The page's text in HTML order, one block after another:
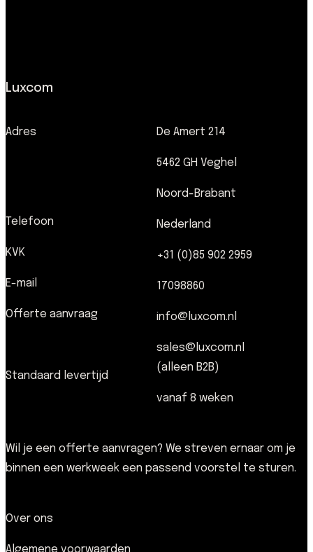
Luxcom
Adres
Telefoon
KVK
E-mail
Offerte aanvraag
Standaard levertijd
De Amert 214
5462 GH Veghel
Noord-Brabant
Nederland
+31 (0)85 902 2959
17098860
info@luxcom.nl
sales@luxcom.nl
(alleen B2B)
vanaf 8 weken
Wil je een offerte aanvragen? We streven ernaar om je
binnen een werkweek een passend voorstel te sturen.
Over ons